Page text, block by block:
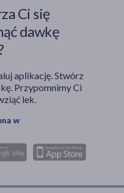
Ci się
dawkę
aplikację. Stwórz
Przypomnimy Ci
lek.
w